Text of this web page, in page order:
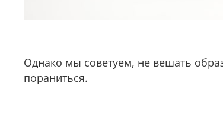
Однако мы советуем, не вешать
пораниться.